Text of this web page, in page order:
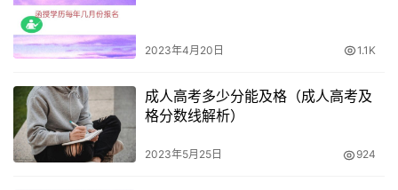
中学历，因此您需要更长的学习时间和更多的学习成本才能
获得学位证书。
条件。如果您仍有其他疑问或需要进一步的帮助，请咨询当
地的招生办公室或者咨询专业人士。祝您申请成功！
2023年4月20日 1.1K
成人高考多少分能及格（成人高考及
格分数线解析）
2023年5月25日 924